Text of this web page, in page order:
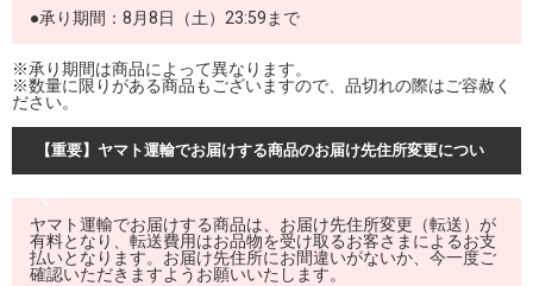
●承り期間：8月8日（土）23:59まで
※承り期間は商品によって異なります。
※数量に限りがある商品もございますので、品切れの際はご容赦く
ださい。
【重要】ヤマト運輸でお届けする商品のお届け先住所変更につい
ヤマト運輸でお届けする商品は、お届け先住所変更（転送）が
有料となり、転送費用はお品物を受け取るお客さまによるお支
払いとなります。お届け先住所にお間違いがないか、今一度ご
確認いただきますようお願いいたします。